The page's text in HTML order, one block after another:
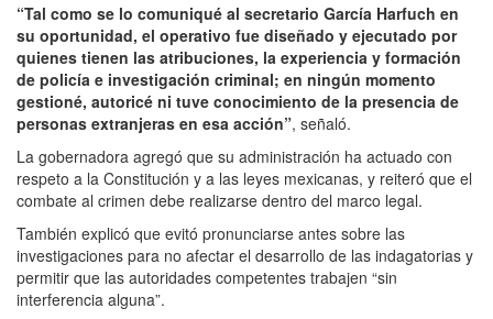
“Tal como se lo comuniqué al secretario García Harfuch en
su oportunidad, el operativo fue diseñado y ejecutado por
quienes tienen las atribuciones, la experiencia y formación
de policía e investigación criminal; en ningún momento
gestioné, autoricé ni tuve conocimiento de la presencia de
personas extranjeras en esa acción”, señaló.
La gobernadora agregó que su administración ha actuado con
respeto a la Constitución y a las leyes mexicanas, y reiteró que el
combate al crimen debe realizarse dentro del marco legal.
También explicó que evitó pronunciarse antes sobre las
investigaciones para no afectar el desarrollo de las indagatorias y
permitir que las autoridades competentes trabajen “sin
interferencia alguna”.